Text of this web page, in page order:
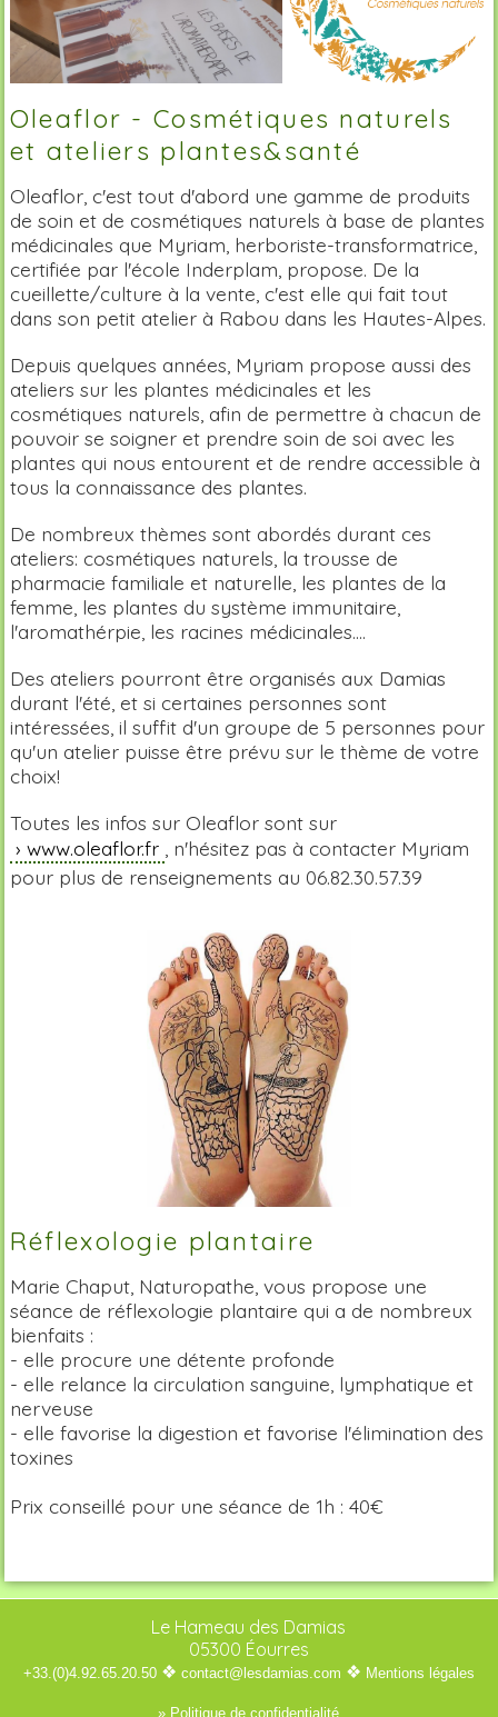
Oleaflor - Cosmétiques naturels
et ateliers plantes&santé
Oleaflor, c'est tout d'abord une gamme de produits
de soin et de cosmétiques naturels à base de plantes
médicinales que Myriam, herboriste-transformatrice,
certifiée par l'école Inderplam, propose. De la
cueillette/culture à la vente, c'est elle qui fait tout
dans son petit atelier à Rabou dans les Hautes-Alpes.
Depuis quelques années, Myriam propose aussi des
ateliers sur les plantes médicinales et les
cosmétiques naturels, afin de permettre à chacun de
pouvoir se soigner et prendre soin de soi avec les
plantes qui nous entourent et de rendre accessible à
tous la connaissance des plantes.
De nombreux thèmes sont abordés durant ces
ateliers: cosmétiques naturels, la trousse de
pharmacie familiale et naturelle, les plantes de la
femme, les plantes du système immunitaire,
l'aromathérpie, les racines médicinales....
Des ateliers pourront être organisés aux Damias
durant l'été, et si certaines personnes sont
intéressées, il suffit d'un groupe de 5 personnes pour
qu'un atelier puisse être prévu sur le thème de votre
choix!
Toutes les infos sur Oleaflor sont sur
www.oleaflor.fr
, n'hésitez pas à contacter Myriam
pour plus de renseignements au 06.82.30.57.39
Réflexologie plantaire
Marie Chaput, Naturopathe, vous propose une
séance de réflexologie plantaire qui a de nombreux
bienfaits :
- elle procure une détente profonde
- elle relance la circulation sanguine, lymphatique et
nerveuse
- elle favorise la digestion et favorise l'élimination des
toxines
Prix conseillé pour une séance de 1h : 40€
Le Hameau des Damias
05300 Éourres
+33.(0)4.92.65.20.50 ❖ contact@lesdamias.com ❖ Mentions légales
» Politique de confidentialité